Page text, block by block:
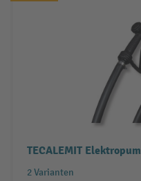
TECALEMIT
2 Varianten